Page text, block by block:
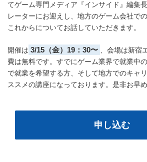
てゲーム専門メディア『インサイド』編集
レーターにお迎えし、地方のゲーム会社で
これからについてお話していただきます。
開催は 3/15（金）19：30〜 、会場は新宿
費は無料です。すでにゲーム業界で就業中
で就業を希望する方、そして地方でのキャ
ススメの講座になっております。是非お早
申し込む